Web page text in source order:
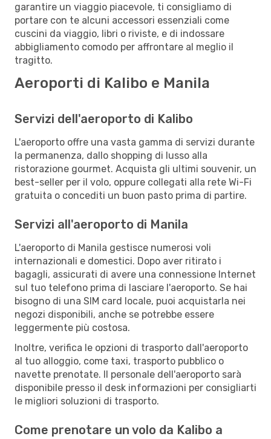
garantire un viaggio piacevole, ti consigliamo di
portare con te alcuni accessori essenziali come
cuscini da viaggio, libri o riviste, e di indossare
abbigliamento comodo per affrontare al meglio il
tragitto.
Aeroporti di Kalibo e Manila
Servizi dell'aeroporto di Kalibo
L'aeroporto offre una vasta gamma di servizi durante
la permanenza, dallo shopping di lusso alla
ristorazione gourmet. Acquista gli ultimi souvenir, un
best-seller per il volo, oppure collegati alla rete Wi-Fi
gratuita o concediti un buon pasto prima di partire.
Servizi all'aeroporto di Manila
L'aeroporto di Manila gestisce numerosi voli
internazionali e domestici. Dopo aver ritirato i
bagagli, assicurati di avere una connessione Internet
sul tuo telefono prima di lasciare l'aeroporto. Se hai
bisogno di una SIM card locale, puoi acquistarla nei
negozi disponibili, anche se potrebbe essere
leggermente più costosa.
Inoltre, verifica le opzioni di trasporto dall'aeroporto
al tuo alloggio, come taxi, trasporto pubblico o
navette prenotate. Il personale dell'aeroporto sarà
disponibile presso il desk informazioni per consigliarti
le migliori soluzioni di trasporto.
Come prenotare un volo da Kalibo a